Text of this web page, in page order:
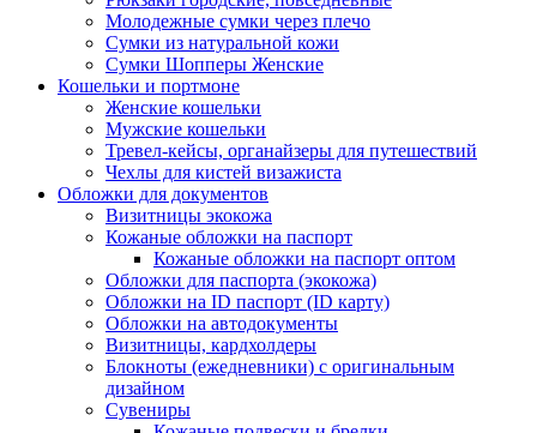
Молодежные сумки через плечо
Сумки из натуральной кожи
Сумки Шопперы Женские
Кошельки и портмоне
Женские кошельки
Мужские кошельки
Тревел-кейсы, органайзеры для путешествий
Чехлы для кистей визажиста
Обложки для документов
Визитницы экокожа
Кожаные обложки на паспорт
Кожаные обложки на паспорт оптом
Обложки для паспорта (экокожа)
Обложки на ID паспорт (ID карту)
Обложки на автодокументы
Визитницы, кардхолдеры
Блокноты (ежедневники) с оригинальным
дизайном
Сувениры